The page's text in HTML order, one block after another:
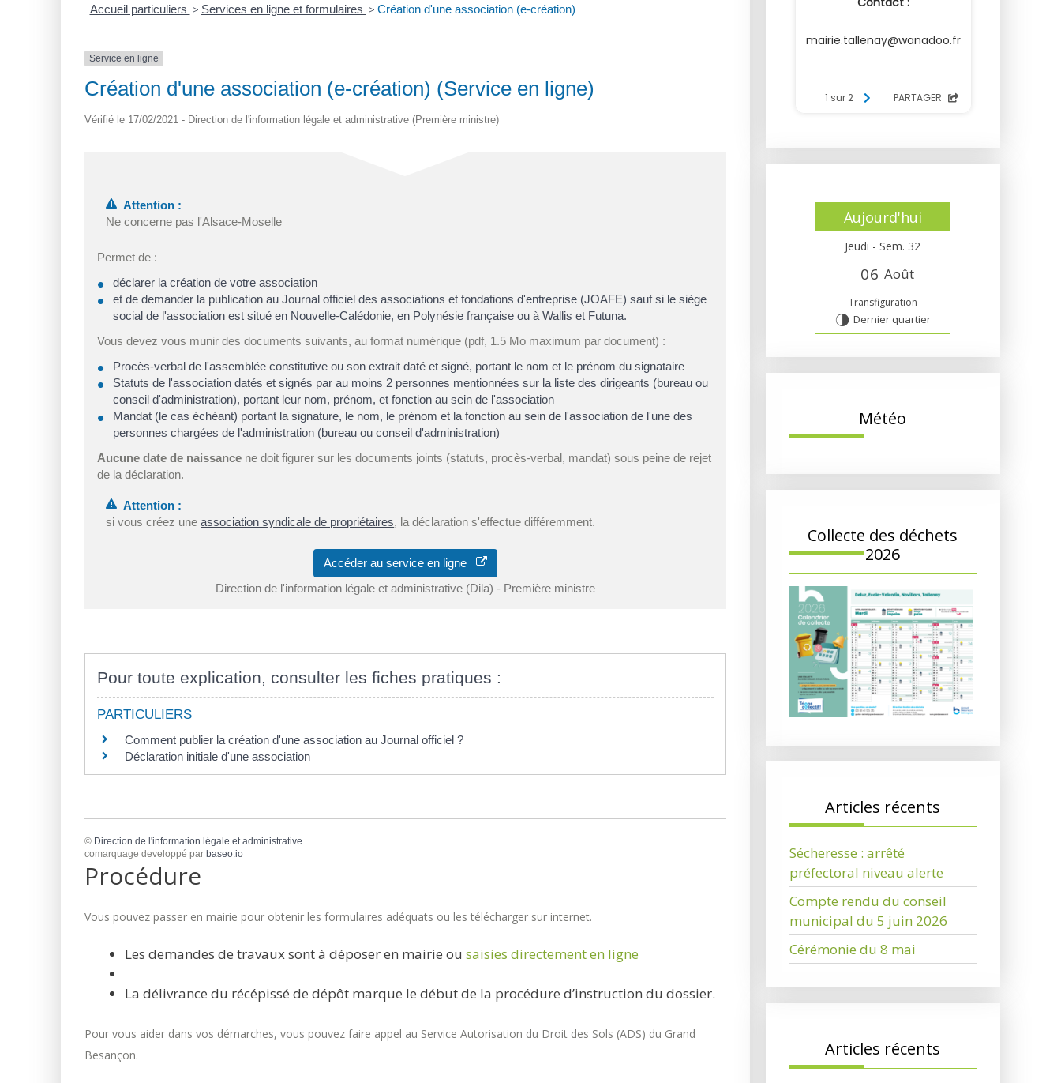
Accueil particuliers > Services en ligne et formulaires > Création d'une association (e-création)
Service en ligne
Création d'une association (e-création) (Service en ligne)
Vérifié le 17/02/2021 - Direction de l'information légale et administrative (Première ministre)
Attention :
Ne concerne pas l'Alsace-Moselle
Permet de :
déclarer la création de votre association
et de demander la publication au Journal officiel des associations et fondations d'entreprise (JOAFE) sauf si le siège
social de l'association est situé en Nouvelle-Calédonie, en Polynésie française ou à Wallis et Futuna.
Vous devez vous munir des documents suivants, au format numérique (pdf, 1.5 Mo maximum par document) :
Procès-verbal de l'assemblée constitutive ou son extrait daté et signé, portant le nom et le prénom du signataire
Statuts de l'association datés et signés par au moins 2 personnes mentionnées sur la liste des dirigeants (bureau ou
conseil d'administration), portant leur nom, prénom, et fonction au sein de l'association
Mandat (le cas échéant) portant la signature, le nom, le prénom et la fonction au sein de l'association de l'une des
personnes chargées de l'administration (bureau ou conseil d'administration)
Aucune date de naissance ne doit figurer sur les documents joints (statuts, procès-verbal, mandat) sous peine de rejet
de la déclaration.
Attention :
si vous créez uneassociation syndicale de propriétaires, la déclaration s'effectue différemment.
Accéder au service en ligne
Direction de l'information légale et administrative (Dila) - Première ministre
Pour toute explication, consulter les fiches pratiques :
PARTICULIERS
Comment publier la création d'une association au Journal officiel ?
Déclaration initiale d'une association
© Direction de l'information légale et administrative
comarquage developpé par baseo.io
Procédure
Vous pouvez passer en mairie pour obtenir les formulaires adéquats ou les télécharger sur internet.
Les demandes de travaux sont à déposer en mairie ou saisies directement en ligne
La délivrance du récépissé de dépôt marque le début de la procédure d’instruction du dossier.
Pour vous aider dans vos démarches, vous pouvez faire appel au Service Autorisation du Droit des Sols (ADS) du Grand
Besançon.
Aujourd'hui
Jeudi - Sem. 32
06 Août
Transfiguration
T Dernier quartier
Météo
Collecte des déchets
2026
Articles récents
Sécheresse : arrêté
préfectoral niveau alerte
Compte rendu du conseil
municipal du 5 juin 2026
Cérémonie du 8 mai
Articles récents